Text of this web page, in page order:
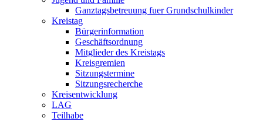
Ganztagsbetreuung fuer Grundschulkinder
Kreistag
Bürgerinformation
Geschäftsordnung
Mitglieder des Kreistags
Kreisgremien
Sitzungstermine
Sitzungsrecherche
Kreisentwicklung
LAG
Teilhabe